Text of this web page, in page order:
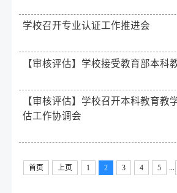
学校召开专业认证工作推进会
【审核评估】学校接受教育部本科
【审核评估】学校召开本科教育教
估工作协调会
首页 上页 1 2 3 4 5